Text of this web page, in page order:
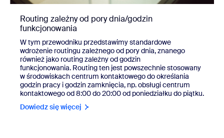
Routing zależny od pory dnia/godzin
funkcjonowania
W tym przewodniku przedstawimy standardowe
wdrożenie routingu zależnego od pory dnia, znanego
również jako routing zależny od godzin
funkcjonowania. Routing ten jest powszechnie stosowany
w środowiskach centrum kontaktowego do określania
godzin pracy i godzin zamknięcia, np. obsługi centrum
kontaktowego od 8:00 do 20:00 od poniedziałku do piątku.
Dowiedz się więcej